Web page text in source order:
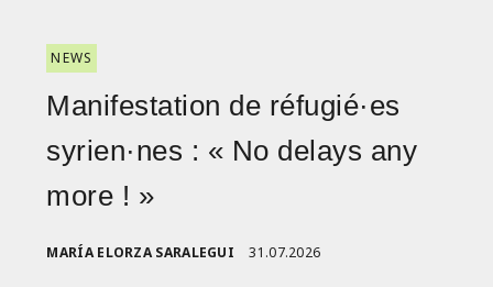
NEWS
Manifestation de réfugié·es
syrien·nes : « No delays any
more ! »
MARÍA ELORZA SARALEGUI 31.07.2026